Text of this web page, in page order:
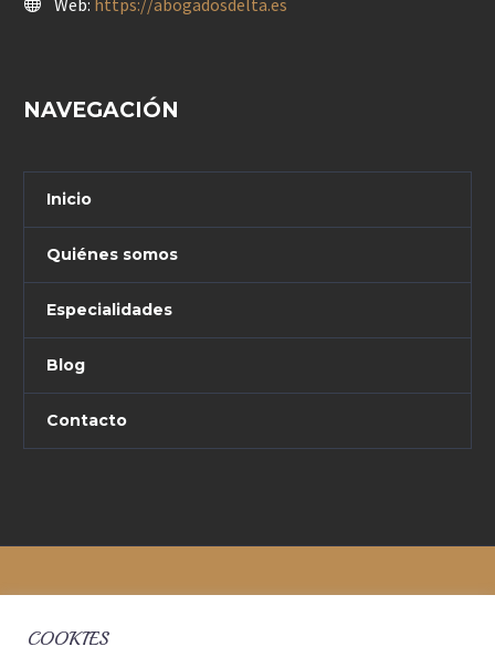
NAVEGACIÓN
Inicio
Quiénes somos
Especialidades
Blog
Contacto
COOKIES